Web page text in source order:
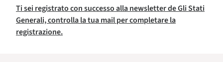
Ti sei registrato con successo alla newsletter de Gli Stati
Generali, controlla la tua mail per completare la
registrazione.